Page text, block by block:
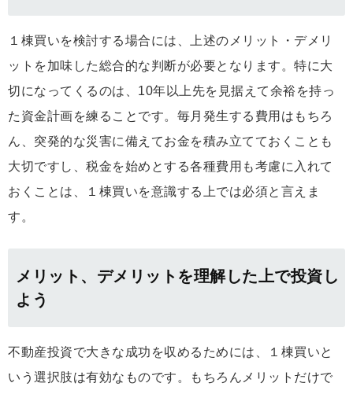
１棟買いを検討する場合には、上述のメリット・デメリ
ットを加味した総合的な判断が必要となります。特に大
切になってくるのは、10年以上先を見据えて余裕を持っ
た資金計画を練ることです。毎月発生する費用はもちろ
ん、突発的な災害に備えてお金を積み立てておくことも
大切ですし、税金を始めとする各種費用も考慮に入れて
おくことは、１棟買いを意識する上では必須と言えま
す。
メリット、デメリットを理解した上で投資し
よう
不動産投資で大きな成功を収めるためには、１棟買いと
いう選択肢は有効なものです。もちろんメリットだけで